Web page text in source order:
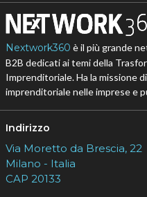
Nextwork360 è il più grande
B2B dedicati ai temi della
Imprenditoriale. Ha la missione
imprenditoriale nelle imprese e
Indirizzo
Via Moretto da Brescia, 22
Milano - Italia
CAP 20133